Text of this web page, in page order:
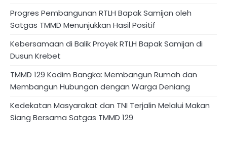
Progres Pembangunan RTLH Bapak Samijan oleh
Satgas TMMD Menunjukkan Hasil Positif
Kebersamaan di Balik Proyek RTLH Bapak Samijan di
Dusun Krebet
TMMD 129 Kodim Bangka: Membangun Rumah dan
Membangun Hubungan dengan Warga Deniang
Kedekatan Masyarakat dan TNI Terjalin Melalui Makan
Siang Bersama Satgas TMMD 129